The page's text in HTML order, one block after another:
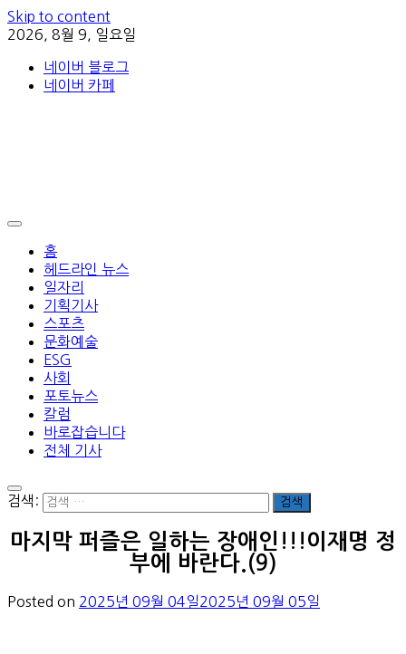
Skip to content
2026, 8월 9, 일요일
네이버 블로그
네이버 카페
홈
헤드라인 뉴스
일자리
기획기사
스포츠
문화예술
ESG
사회
포토뉴스
칼럼
바로잡습니다
전체 기사
검색:
마지막 퍼즐은 일하는 장애인!!!이재명 정
부에 바란다.(9)
Posted on 2025년 09월 04일2025년 09월 05일